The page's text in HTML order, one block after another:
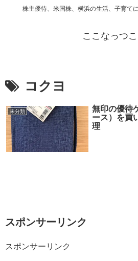
株主優待、米国株、横浜の生活、子育て
ここなっつ
コクヨ
未分類
無印の優待
ース）を買
理
スポンサーリンク
スポンサーリンク